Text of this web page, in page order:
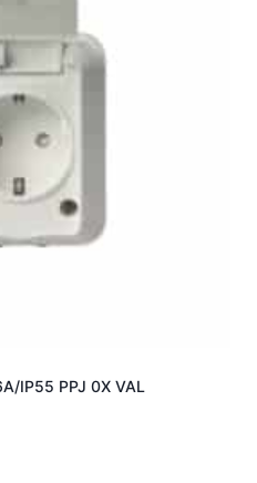
IP55 PPJ 0X VAL